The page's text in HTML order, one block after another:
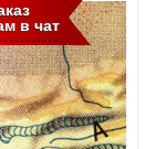
в чат